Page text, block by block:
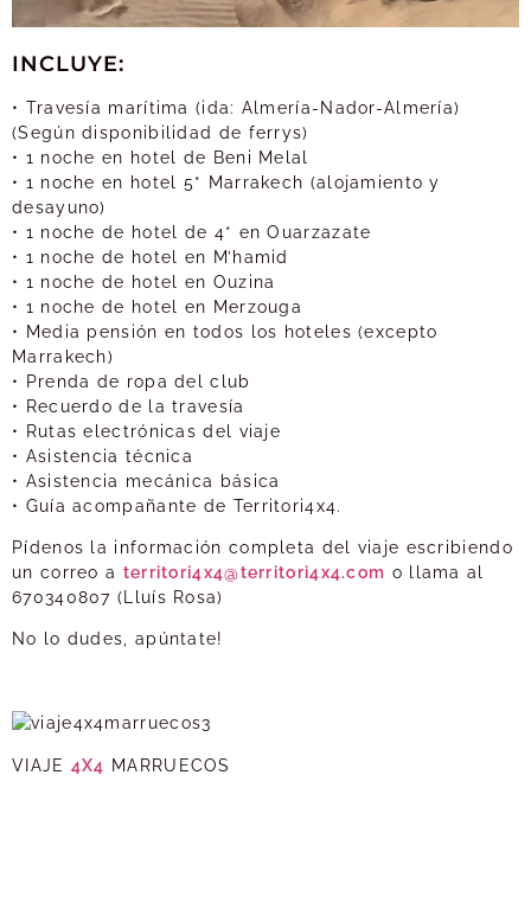
INCLUYE:
• Travesía marítima (ida: Almería-Nador-Almería)
(Según disponibilidad de ferrys)
• 1 noche en hotel de Beni Melal
• 1 noche en hotel 5* Marrakech (alojamiento y
desayuno)
• 1 noche de hotel de 4* en Ouarzazate
• 1 noche de hotel en M’hamid
• 1 noche de hotel en Ouzina
• 1 noche de hotel en Merzouga
• Media pensión en todos los hoteles (excepto
Marrakech)
• Prenda de ropa del club
• Recuerdo de la travesía
• Rutas electrónicas del viaje
• Asistencia técnica
• Asistencia mecánica básica
• Guía acompañante de Territori4x4.
Pídenos la información completa del viaje escribiendo
un correo a territori4x4@territori4x4.com o llama al
670340807 (Lluís Rosa)
No lo dudes, apúntate!
VIAJE 4X4 MARRUECOS